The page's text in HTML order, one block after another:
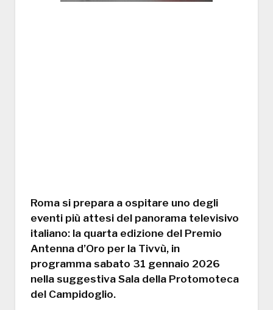
Roma si prepara a ospitare uno degli
eventi più attesi del panorama televisivo
italiano: la quarta edizione del Premio
Antenna d’Oro per la Tivvù, in
programma sabato 31 gennaio 2026
nella suggestivaSala della Protomoteca
del Campidoglio.